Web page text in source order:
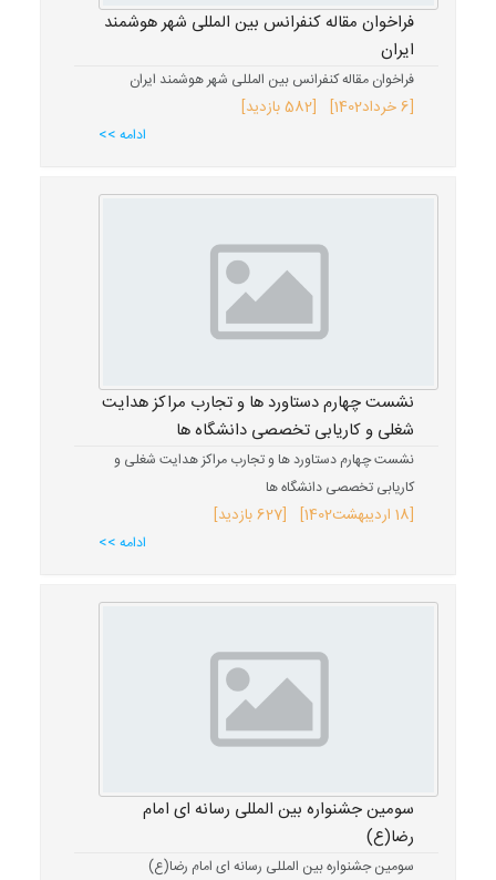
فراخوان مقاله کنفرانس بین المللی شهر هوشمند
ایران
فراخوان مقاله کنفرانس بین المللی شهر هوشمند ایران
[6 خرداد 1402] [582 بازدید]
ادامه >>
نشست چهارم دستاورد ها و تجارب مراکز هدایت
شغلی و کاریابی تخصصی دانشگاه ها
نشست چهارم دستاورد ها و تجارب مراکز هدایت شغلی و
کاریابی تخصصی دانشگاه ها
[18 اردیبهشت 1402] [627 بازدید]
ادامه >>
سومین جشنواره بین المللی رسانه ای امام
رضا(ع)
سومین جشنواره بین المللی رسانه ای امام رضا(ع)